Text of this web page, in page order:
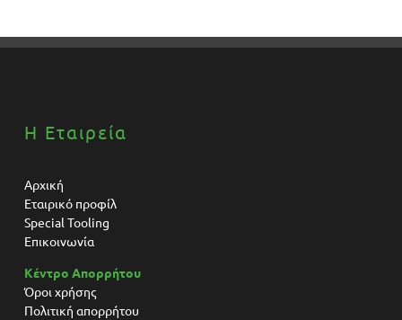
Η Εταιρεία
Αρχική
Εταιρικό προφίλ
Special Tooling
Επικοινωνία
Κέντρο Απορρήτου
Όροι χρήσης
Πολιτική απορρήτου